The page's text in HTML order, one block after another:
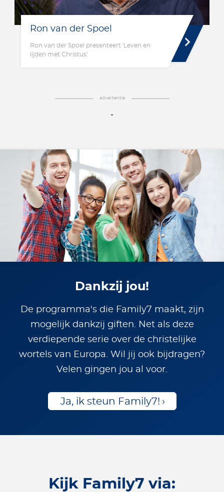
Ron van der Spoel
Ron van der Spoel presenteert 'Leven en
lijden met Christus'.
advertentie
Dankzij jou!
De programma's die Family7 maakt, zijn
mogelijk dankzij giften. Net als deze
verdiepende serie over de christelijke
wortels van Europa. Wil jij ook bijdragen?
Velen gingen jou al voor.
Ja, ik steun Family7!
Kijk Family7 via: